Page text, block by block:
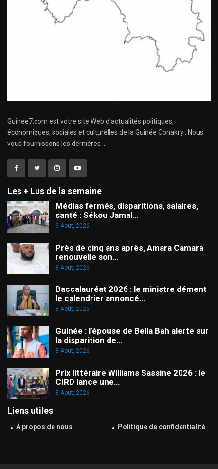
Guinee7.com est votre site Web d'actualités politiques,
économiques, sociales et culturelles de la Guinée Conakry . Nous
vous fournissons les dernières ...
Les + Lus de la semaine
Médias fermés, disparitions, salaires,
santé : Sékou Jamal…
9 Août, 2026
Près de cinq ans après, Amara Camara
renouvelle son…
8 Août, 2026
Baccalauréat 2026 : le ministre dément
le calendrier annoncé…
8 Août, 2026
Guinée : l’épouse de Bella Bah alerte sur
la disparition de…
8 Août, 2026
Prix littéraire Williams Sassine 2026 : le
CIRD lance une…
8 Août, 2026
Liens utiles
À propos de nous Politique de confidentialité